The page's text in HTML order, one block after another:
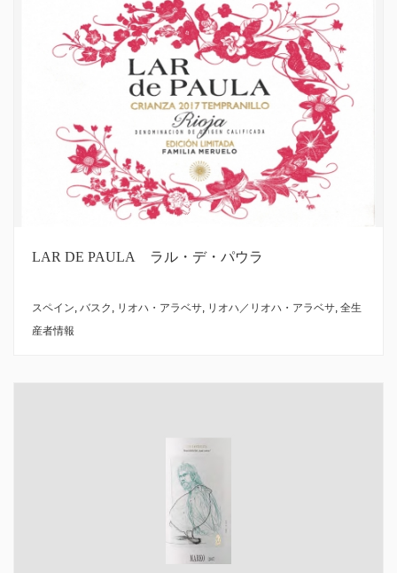
LAR DE PAULA ラル・デ・パウラ
スペイン, バスク , リオハ・アラベサ, リオハ／リオハ・アラベサ, 全生
産者情報